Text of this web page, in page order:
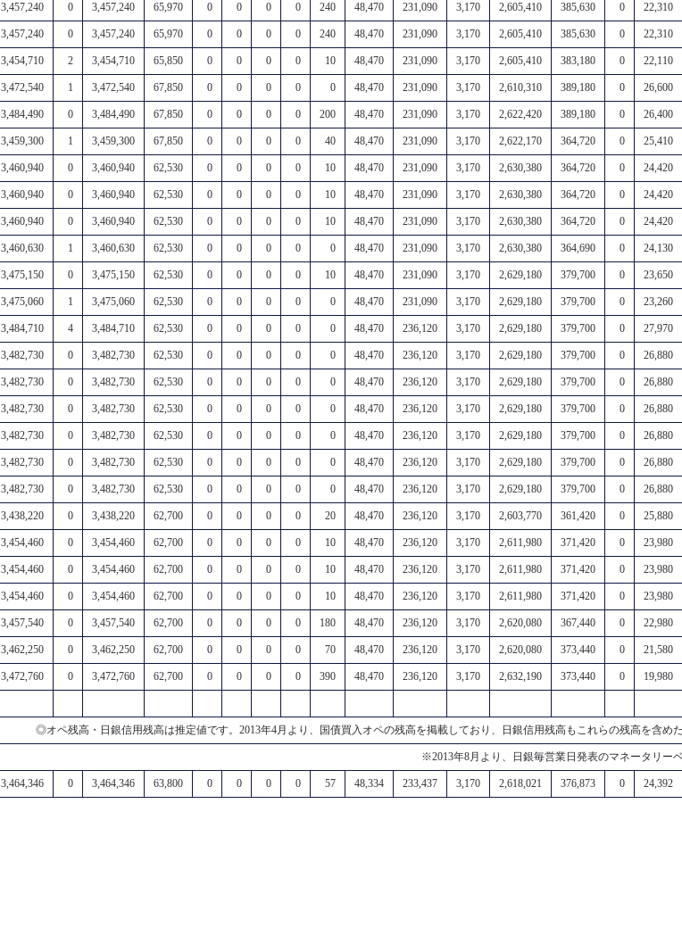
3,457,240 0 3,457,240 65,970 0 0 0 0 240 48,470 231,090 3,170 2,605,410 385,630 0 22,310
3,457,240 0 3,457,240 65,970 0 0 0 0 240 48,470 231,090 3,170 2,605,410 385,630 0 22,310
3,454,710 2 3,454,710 65,850 0 0 0 0 10 48,470 231,090 3,170 2,605,410 383,180 0 22,110
3,472,540 1 3,472,540 67,850 0 0 0 0 0 48,470 231,090 3,170 2,610,310 389,180 0 26,600
3,484,490 0 3,484,490 67,850 0 0 0 0 200 48,470 231,090 3,170 2,622,420 389,180 0 26,400
3,459,300 1 3,459,300 67,850 0 0 0 0 40 48,470 231,090 3,170 2,622,170 364,720 0 25,410
3,460,940 0 3,460,940 62,530 0 0 0 0 10 48,470 231,090 3,170 2,630,380 364,720 0 24,420
3,460,940 0 3,460,940 62,530 0 0 0 0 10 48,470 231,090 3,170 2,630,380 364,720 0 24,420
3,460,940 0 3,460,940 62,530 0 0 0 0 10 48,470 231,090 3,170 2,630,380 364,720 0 24,420
3,460,630 1 3,460,630 62,530 0 0 0 0 0 48,470 231,090 3,170 2,630,380 364,690 0 24,130
3,475,150 0 3,475,150 62,530 0 0 0 0 10 48,470 231,090 3,170 2,629,180 379,700 0 23,650
3,475,060 1 3,475,060 62,530 0 0 0 0 0 48,470 231,090 3,170 2,629,180 379,700 0 23,260
3,484,710 4 3,484,710 62,530 0 0 0 0 0 48,470 236,120 3,170 2,629,180 379,700 0 27,970
3,482,730 0 3,482,730 62,530 0 0 0 0 0 48,470 236,120 3,170 2,629,180 379,700 0 26,880
3,482,730 0 3,482,730 62,530 0 0 0 0 0 48,470 236,120 3,170 2,629,180 379,700 0 26,880
3,482,730 0 3,482,730 62,530 0 0 0 0 0 48,470 236,120 3,170 2,629,180 379,700 0 26,880
3,482,730 0 3,482,730 62,530 0 0 0 0 0 48,470 236,120 3,170 2,629,180 379,700 0 26,880
3,482,730 0 3,482,730 62,530 0 0 0 0 0 48,470 236,120 3,170 2,629,180 379,700 0 26,880
3,482,730 0 3,482,730 62,530 0 0 0 0 0 48,470 236,120 3,170 2,629,180 379,700 0 26,880
3,438,220 0 3,438,220 62,700 0 0 0 0 20 48,470 236,120 3,170 2,603,770 361,420 0 25,880
3,454,460 0 3,454,460 62,700 0 0 0 0 10 48,470 236,120 3,170 2,611,980 371,420 0 23,980
3,454,460 0 3,454,460 62,700 0 0 0 0 10 48,470 236,120 3,170 2,611,980 371,420 0 23,980
3,454,460 0 3,454,460 62,700 0 0 0 0 10 48,470 236,120 3,170 2,611,980 371,420 0 23,980
3,457,540 0 3,457,540 62,700 0 0 0 0 180 48,470 236,120 3,170 2,620,080 367,440 0 22,980
3,462,250 0 3,462,250 62,700 0 0 0 0 70 48,470 236,120 3,170 2,620,080 373,440 0 21,580
3,472,760 0 3,472,760 62,700 0 0 0 0 390 48,470 236,120 3,170 2,632,190 373,440 0 19,980
◎オペ残高・日銀信用残高は推定値です。2013年4月より、国債買入オペの残高を掲載しており、日銀信用残高もこれらの残高を含め
※2013年8月より、日銀毎営業日発表のマネータリー
3,464,346 0 3,464,346 63,800 0 0 0 0 57 48,334 233,437 3,170 2,618,021 376,873 0 24,392